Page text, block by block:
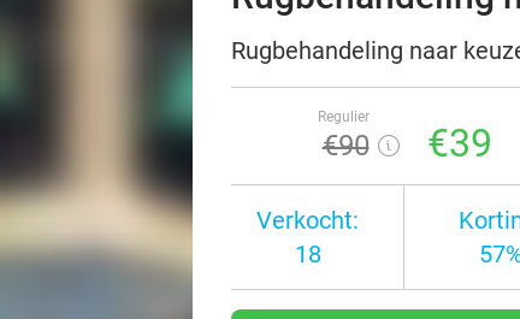
Rugbehandeling naar
Regulier
€90 €39
Verkocht:
18